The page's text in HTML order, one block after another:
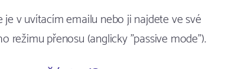
v uvítacím emailu nebo ji najdete ve své
režimu přenosu (anglicky "passive mode").